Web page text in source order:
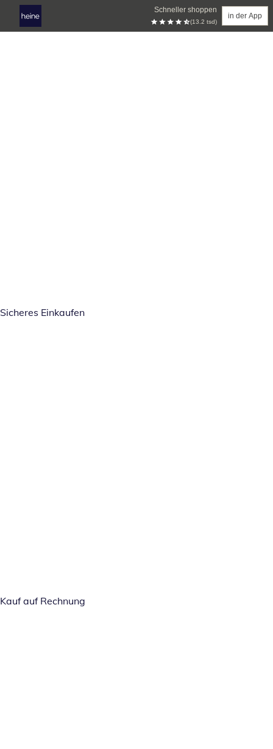
Schneller shoppen
(13.2 tsd)
in der App
Sicheres Einkaufen
Kauf auf Rechnung